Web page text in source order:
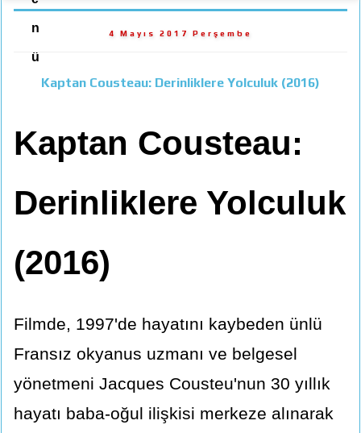
n
ü
4 Mayıs 2017 Perşembe
Kaptan Cousteau: Derinliklere Yolculuk (2016)
Kaptan Cousteau:
Derinliklere Yolculuk
(2016)
Filmde, 1997'de hayatını kaybeden ünlü
Fransız okyanus uzmanı ve belgesel
yönetmeni Jacques Cousteu'nun 30 yıllık
hayatı baba-oğul ilişkisi merkeze alınarak